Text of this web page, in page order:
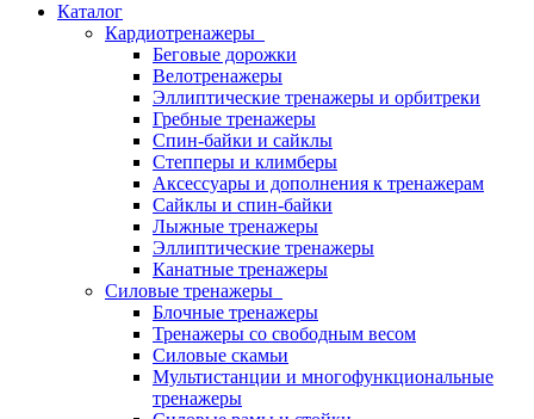
Каталог
Кардиотренажеры
Беговые дорожки
Велотренажеры
Эллиптические тренажеры и орбитреки
Гребные тренажеры
Спин-байки и сайклы
Степперы и климберы
Аксессуары и дополнения к тренажерам
Сайклы и спин-байки
Лыжные тренажеры
Эллиптические тренажеры
Канатные тренажеры
Силовые тренажеры
Блочные тренажеры
Тренажеры со свободным весом
Силовые скамьи
Мультистанции и многофункциональные
тренажеры